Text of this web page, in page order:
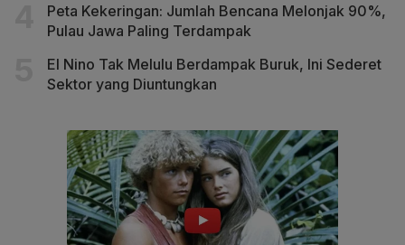
Peta Kekeringan: Jumlah Bencana Melonjak 90%,
Pulau Jawa Paling Terdampak
El Nino Tak Melulu Berdampak Buruk, Ini Sederet
Sektor yang Diuntungkan